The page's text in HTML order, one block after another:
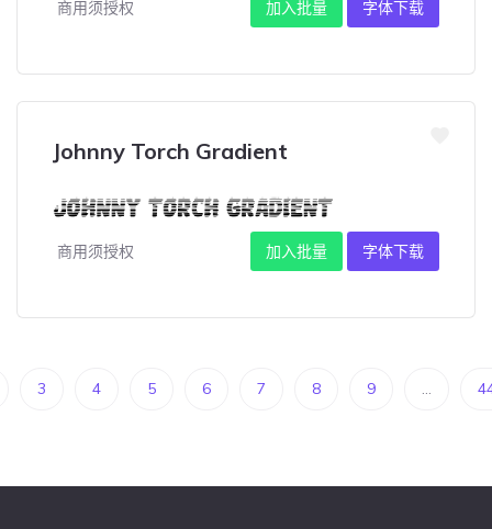
商用须授权 加入批量 字体下载
Johnny Torch Gradient
商用须授权 加入批量 字体下载
3 4 5 6 7 8 9 ...